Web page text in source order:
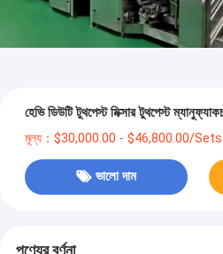
হেভি ডিউটি ​​টুথপেস্ট মিক্সার টুথপেস্ট
মূল্য：$30,000.00 - $46,800.00/Sets
ভালো দাম
পণ্যের বর্ণনা